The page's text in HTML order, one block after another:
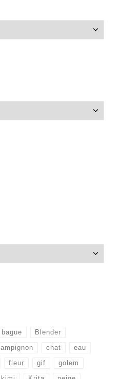
bague Blender
chat eau
fleur gif golem